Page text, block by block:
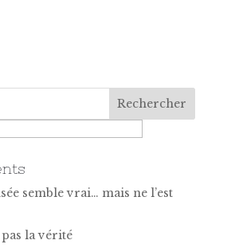
semble vrai… mais ne l’est
la vérité